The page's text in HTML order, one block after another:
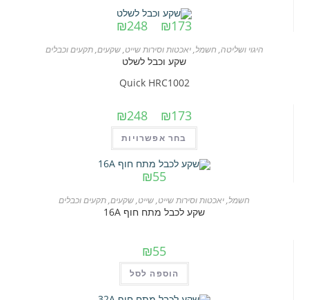
₪173
₪248
עד היגוי ושליטה, חשמל,יאכטות וסירות שייט,שקעים,תקעים וכבלים
שקע וכבל לשלט
Quick HRC1002
₪173
₪248
מחירים:
עד
בחר אפשרויות
זה
יש
סוגים.
₪55
חשמל,יאכטות וסירות שייט,שייט,שקעים,תקעים וכבלים
שקע לכבל מתח חוף 16A
₪55
הוספה לסל